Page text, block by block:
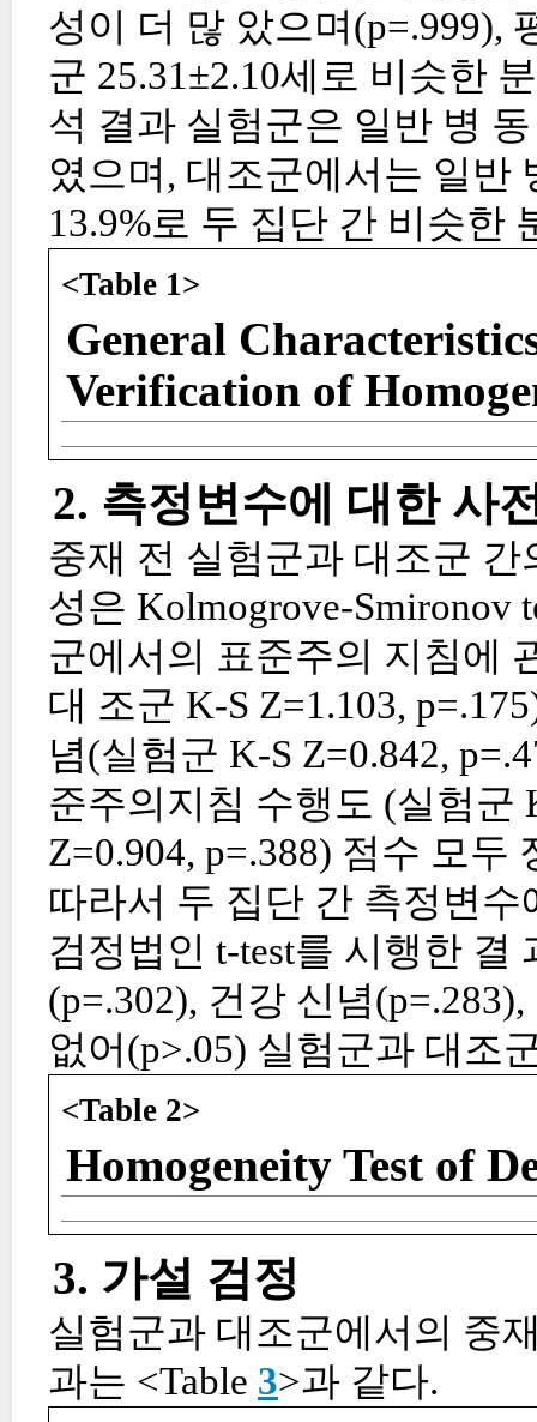
성이 더 많 았으며(p=.999),
군 25.31±2.10세로 비슷한
석 결과 실험군은 일반 병
였으며, 대조군에서는 일반
13.9%로 두 집단 간 비슷한
<Table 1>
General
Verification of
2. 측정변수에 대한 사
중재 전 실험군과 대조군
성은 Kolmogrove-Smironov
군에서의 표준주의 지침에
대 조군 K-S Z=1.103,
념(실험군 K-S Z=0.842,
준주의지침 수행도 (실험군
Z=0.904, p=.388) 점수 모
따라서 두 집단 간 측정변
검정법인 t-test를 시행한 결
(p=.302), 건강 신념
없어(p>.05) 실험군과 대조
<Table 2>
Homogeneity Test of
3. 가설 검정
실험군과 대조군에서의 중
과는 <Table 3>과 같다.